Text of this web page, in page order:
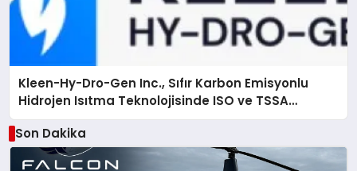
Kleen-Hy-Dro-Gen Inc., Sıfır Karbon Emisyonlu
Hidrojen Isıtma Teknolojisinde ISO ve TSSA
Düzenleyici Onaylarını Aldı
Son Dakika